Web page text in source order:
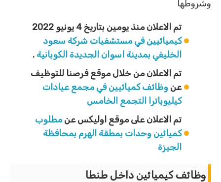
وشروطها
تم الاعلان منذ يومين بتاريخ 4 يونيو 2022
كيميائيين في مستشفيات شركة سعود
الخليفي بمدينة اسوان الجديدة الكوبانية .
تم الاعلان من خلال موقع فرصنا للتوظيف
عن وظائف كميائيين في مجمع عيادات
كيليوباترا التجمع الخامس
تم الاعلان على موقع اوليكس عنمطلوب
كميائين وحدات بمطقة الهرم بمحافظة
الجيزة
وظائف كيميائين داخل طنطا